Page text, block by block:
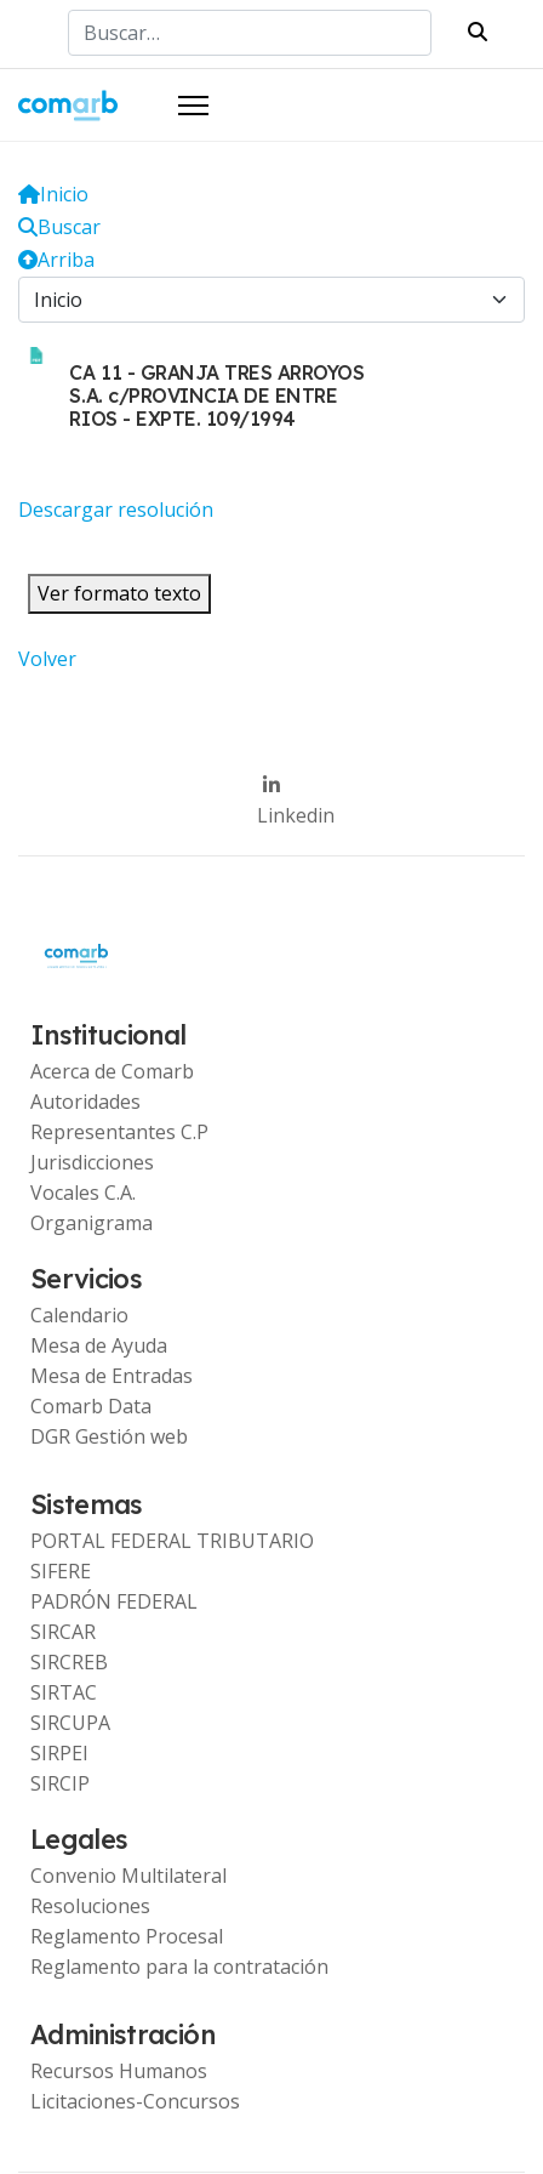
Buscar
Inicio
Buscar
Arriba
CA 11 - GRANJA TRES ARROYOS
S.A. c/PROVINCIA DE ENTRE
RIOS - EXPTE. 109/1994
Descargar resolución
Ver formato texto
Volver
Linkedin
Institucional
Acerca de Comarb
Autoridades
Representantes C.P
Jurisdicciones
Vocales C.A.
Organigrama
Servicios
Calendario
Mesa de Ayuda
Mesa de Entradas
Comarb Data
DGR Gestión web
Sistemas
PORTAL FEDERAL TRIBUTARIO
SIFERE
PADRÓN FEDERAL
SIRCAR
SIRCREB
SIRTAC
SIRCUPA
SIRPEI
SIRCIP
Legales
Convenio Multilateral
Resoluciones
Reglamento Procesal
Reglamento para la contratación
Administración
Recursos Humanos
Licitaciones-Concursos